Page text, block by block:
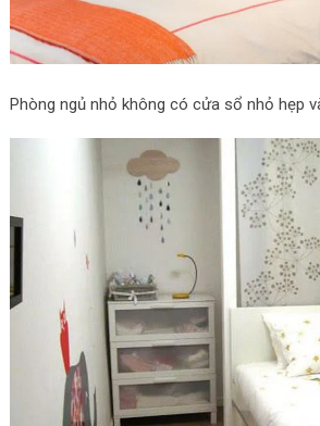
Phòng ngủ nhỏ không có cửa sổ nhỏ hẹp